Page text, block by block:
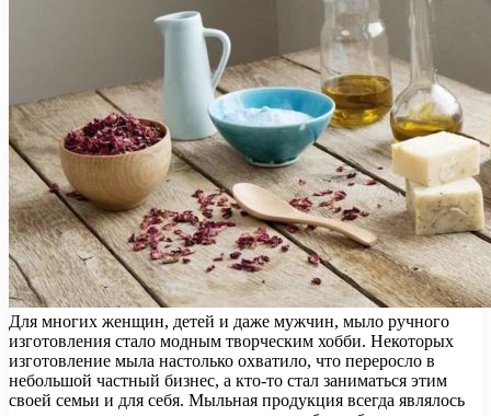
Для многих женщин, детей и даже мужчин, мыло ручного
изготовления стало модным творческим хобби. Некоторых
изготовление мыла настолько охватило, что переросло в
небольшой частный бизнес, а кто-то стал заниматься этим
своей семьи и для себя. Мыльная продукция всегда являлось